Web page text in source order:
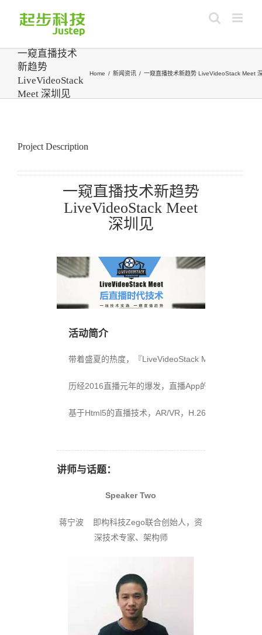
一窥直播技术
新趋势
LiveVideoStack
Meet 深圳见
Home / 新闻资讯 / 一窥直播技术新趋势 LiveVideoStack Meet
Project Description
一窥直播技术新趋势
LiveVideoStack Meet
深圳见
活动简介
带着盛夏的热度，『LiveVideoStack Meet 后直播时
历经2016直播元年的爆发，直播App的虚火逐步降
基于Html5的直播技术，AR/VR，H.265编码普及，
讲师与话题：
Speaker Two
蒋宁波 即构科技Zego联合创始人，资
深技术专家、架构师